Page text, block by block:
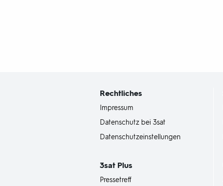
Rechtliches
Impressum
Datenschutz bei 3sat
Datenschutzeinstellungen
3satPlus
Pressetreff